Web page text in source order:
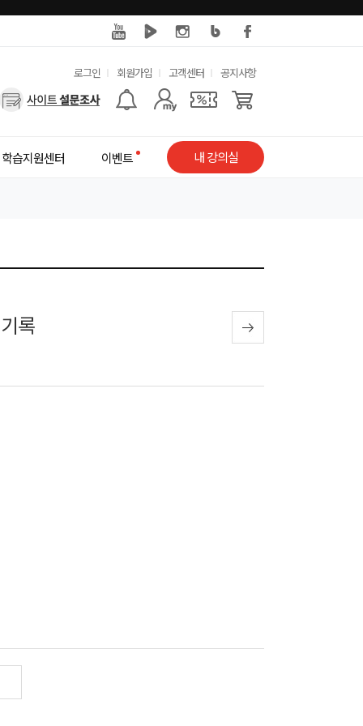
유
용
로그인 회원가입 고객센터 공지사항
사
메
학습지원센터 이벤트 내 강의실
록